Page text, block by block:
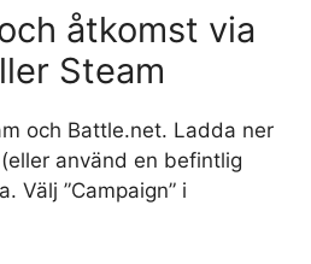
åtkomst via
Steam
och Battle.net. Ladda ner
använd en befintlig
Välj ”Campaign” i